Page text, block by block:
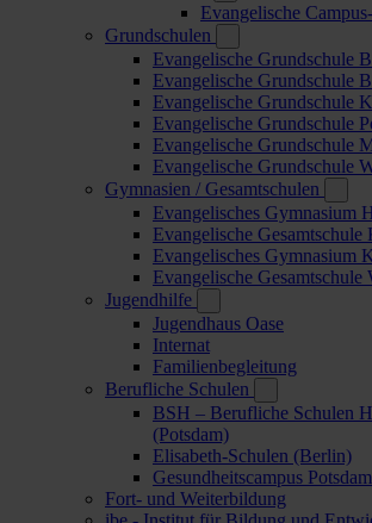
Evangelische
Grundschulen
Evangelische Grundschule
Evangelische Grundschule
Evangelische Grundschule
Evangelische Grundschule
Evangelische Grundschule
Evangelische Grundschule
Gymnasien / Gesamtschulen
Evangelisches Gymnasium
Evangelische
Evangelisches Gymnasium
Evangelische Gesamtschule
Jugendhilfe
Jugendhaus Oase
Internat
Familienbegleitung
Berufliche Schulen
BSH – Berufliche Schulen
(Potsdam)
Elisabeth-Schulen (Berlin)
Gesundheitscampus Potsdam
Fort- und Weiterbildung